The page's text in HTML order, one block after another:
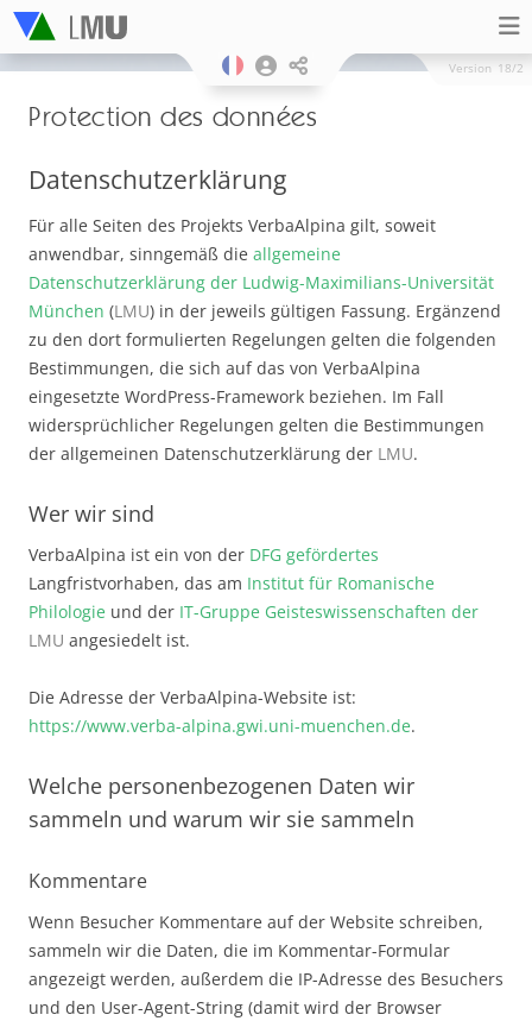
Version 18/2
Protection des données
Datenschutzerklärung
Für alle Seiten des Projekts VerbaAlpina gilt, soweit
anwendbar, sinngemäß die allgemeine
Datenschutzerklärung der Ludwig-Maximilians-Universität
München (LMU) in der jeweils gültigen Fassung. Ergänzend
zu den dort formulierten Regelungen gelten die folgenden
Bestimmungen, die sich auf das von VerbaAlpina
eingesetzte WordPress-Framework beziehen. Im Fall
widersprüchlicher Regelungen gelten die Bestimmungen
der allgemeinen Datenschutzerklärung der LMU.
Wer wir sind
VerbaAlpina ist ein von der DFG gefördertes
Langfristvorhaben, das am Institut für Romanische
Philologie und der IT-Gruppe Geisteswissenschaften der
LMU angesiedelt ist.
Die Adresse der VerbaAlpina-Website ist:
https://www.verba-alpina.gwi.uni-muenchen.de.
Welche personenbezogenen Daten wir
sammeln und warum wir sie sammeln
Kommentare
Wenn Besucher Kommentare auf der Website schreiben,
sammeln wir die Daten, die im Kommentar-Formular
angezeigt werden, außerdem die IP-Adresse des Besuchers
und den User-Agent-String (damit wird der Browser